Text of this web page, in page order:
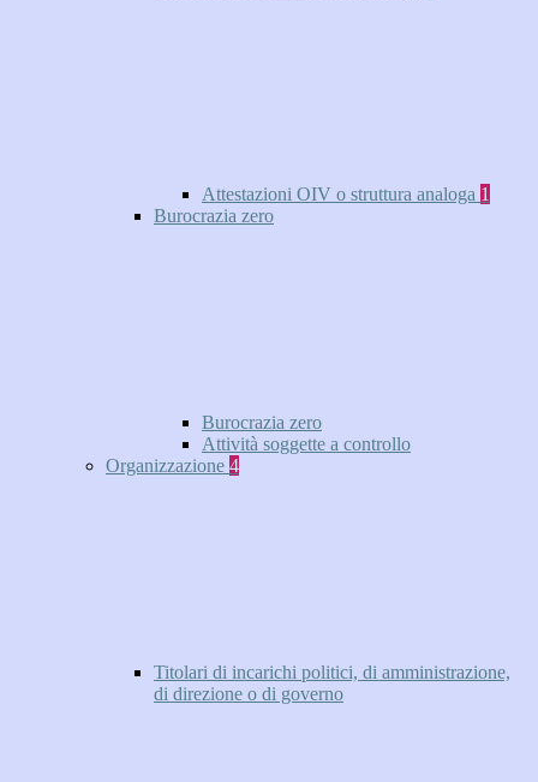
Attestazioni OIV o struttura analoga 1
Burocrazia zero
Burocrazia zero
Attività soggette a controllo
Organizzazione 4
Titolari di incarichi politici, di amministrazione,
di direzione o di governo